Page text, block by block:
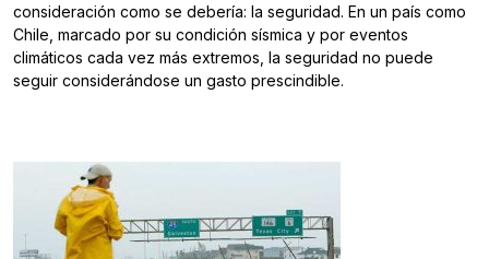
consideración como se debería: la seguridad. En un país como
Chile, marcado por su condición sísmica y por eventos
climáticos cada vez más extremos, la seguridad no puede
seguir considerándose un gasto prescindible.